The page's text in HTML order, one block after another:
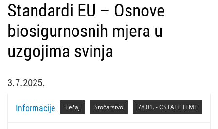
Standardi EU – Osnove
biosigurnosnih mjera u
uzgojima svinja
3.7.2025.
78.01. - OSTALE TEME
Stočarstvo
Tečaj
Informacije